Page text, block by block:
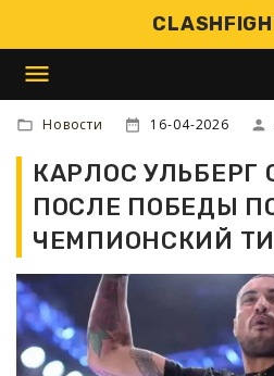
menu
Новости 16-04-2026
КАРЛОС УЛЬБЕРГ
ПОСЛЕ ПОБЕДЫ
ЧЕМПИОНСКИЙ